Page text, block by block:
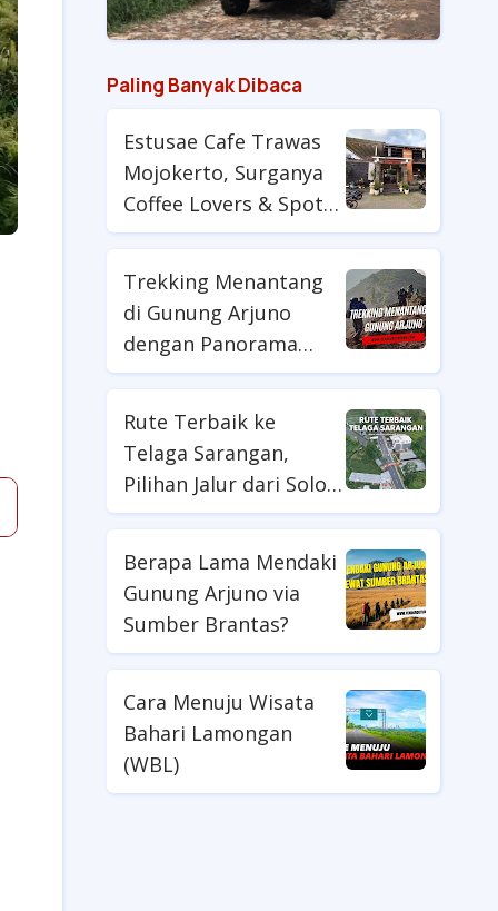
Paling Banyak Dibaca
Estusae Cafe Trawas
Mojokerto, Surganya
Coffee Lovers & Spot
Foto Kekinian
Trekking Menantang
di Gunung Arjuno
dengan Panorama
Puncak yang Memikat
Rute Terbaik ke
Telaga Sarangan,
Pilihan Jalur dari Solo
hingga Madiun
Berapa Lama Mendaki
Gunung Arjuno via
Sumber Brantas?
Cara Menuju Wisata
Bahari Lamongan
(WBL)